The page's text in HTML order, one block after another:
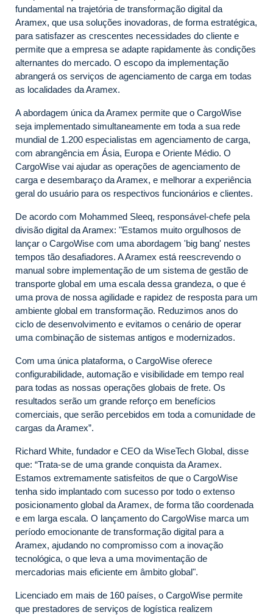
fundamental na trajetória de transformação digital da
Aramex, que usa soluções inovadoras, de forma estratégica,
para satisfazer as crescentes necessidades do cliente e
permite que a empresa se adapte rapidamente às condições
alternantes do mercado. O escopo da implementação
abrangerá os serviços de agenciamento de carga em todas
as localidades da Aramex.
A abordagem única da Aramex permite que o CargoWise
seja implementado simultaneamente em toda a sua rede
mundial de 1.200 especialistas em agenciamento de carga,
com abrangência em Ásia, Europa e Oriente Médio. O
CargoWise vai ajudar as operações de agenciamento de
carga e desembaraço da Aramex, e melhorar a experiência
geral do usuário para os respectivos funcionários e clientes.
De acordo com Mohammed Sleeq, responsável-chefe pela
divisão digital da Aramex: "Estamos muito orgulhosos de
lançar o CargoWise com uma abordagem 'big bang' nestes
tempos tão desafiadores. A Aramex está reescrevendo o
manual sobre implementação de um sistema de gestão de
transporte global em uma escala dessa grandeza, o que é
uma prova de nossa agilidade e rapidez de resposta para um
ambiente global em transformação. Reduzimos anos do
ciclo de desenvolvimento e evitamos o cenário de operar
uma combinação de sistemas antigos e modernizados.
Com uma única plataforma, o CargoWise oferece
configurabilidade, automação e visibilidade em tempo real
para todas as nossas operações globais de frete. Os
resultados serão um grande reforço em benefícios
comerciais, que serão percebidos em toda a comunidade de
cargas da Aramex”.
Richard White, fundador e CEO da WiseTech Global, disse
que: “Trata-se de uma grande conquista da Aramex.
Estamos extremamente satisfeitos de que o CargoWise
tenha sido implantado com sucesso por todo o extenso
posicionamento global da Aramex, de forma tão coordenada
e em larga escala. O lançamento do CargoWise marca um
período emocionante de transformação digital para a
Aramex, ajudando no compromisso com a inovação
tecnológica, o que leva a uma movimentação de
mercadorias mais eficiente em âmbito global".
Licenciado em mais de 160 países, o CargoWise permite
que prestadores de serviços de logística realizem